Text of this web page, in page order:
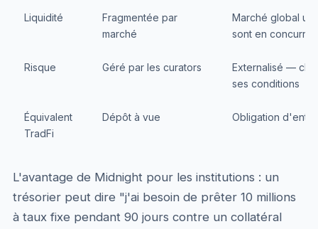
Liquidité
Fragmentée par
marché
Marché global
sont en
Risque Géré par les curators
Externalisé —
ses conditions
Équivalent
TradFi
Dépôt à vue Obligation
L'avantage de Midnight pour les institutions : un
trésorier peut dire "j'ai besoin de prêter 10 millions
à taux fixe pendant 90 jours contre un collatéral